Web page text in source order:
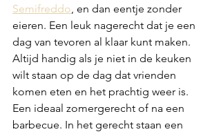
Semifreddo, en dan eentje zonder
eieren. Een leuk nagerecht dat je een
dag van tevoren al klaar kunt maken.
Altijd handig als je niet in de keuken
wilt staan op de dag dat vrienden
komen eten en het prachtig weer is.
Een ideaal zomergerecht of na een
barbecue. In het gerecht staan een